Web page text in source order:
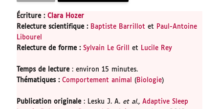
Écriture :Clara Hozer
Relecture scientifique: Baptiste Barrillot et
Paul-Antoine
Libourel
Relecture de forme: Sylvain Le Grill et Lucile Rey
Temps de lecture: environ 15 minutes.
Thématiques : Comportement animal ( Biologie)
Publication originale: Lesku J. A. et al.,Adaptive Sleep